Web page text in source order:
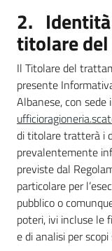
2. Identità
titolare
Il Titolare del
presente
Albanese, con sede
di titolare tratterà i
prevalentemente
previste dal
particolare per
pubblico o
poteri, ivi incluse le
e di analisi per